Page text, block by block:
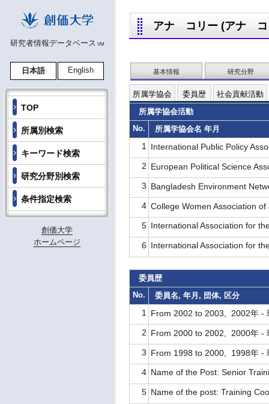
研究者情報データベース VM
日本語 English
TOP
所属別検索
キーワード検索
研究分野別検索
条件指定検索
創価大学
ホームページ
アナ コリー (アナ コ
基本情報 研究分野
所属学協会 委員歴
社会貢献活動
所属学協会活動
No.
所属学協会名 年月
1
International Public Policy
2 European Political Science
3 Bangladesh Environment
4 College Women Association
5 International Association for
6 International Association for
委員歴
No.
委員名, 年月, 団体, 区分
1
From 2002 to 2003, 2002年
2 From 2000 to 2002, 2000年
3 From 1998 to 2000, 1998年
4 Name of the Post: Senior
5 Name of the post: Training